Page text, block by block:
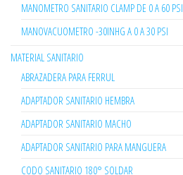
MANOMETRO SANITARIO CLAMP DE 0 A 60 PSI
MANOVACUOMETRO -30INHG A 0 A 30 PSI
MATERIAL SANITARIO
ABRAZADERA PARA FERRUL
ADAPTADOR SANITARIO HEMBRA
ADAPTADOR SANITARIO MACHO
ADAPTADOR SANITARIO PARA MANGUERA
CODO SANITARIO 180° SOLDAR